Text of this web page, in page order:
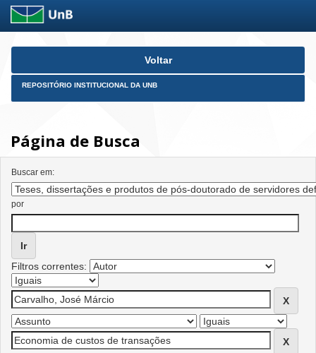
Skip
Voltar
REPOSITÓRIO INSTITUCIONAL DA UNB
Página de Busca
Buscar em:
por
Filtros correntes: